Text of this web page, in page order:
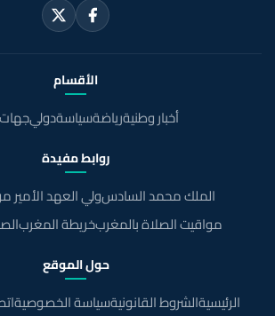
الأقسام
أخبار وطنيةرياضةسياسةدوليجهات
روابط مفيدة
الملك محمد السادسولي العهد
مواقيت الصلاة بالمغربخريطة المغرب
حول الموقع
الرئيسيةالشروط القانونيةسياسة الخصوصية